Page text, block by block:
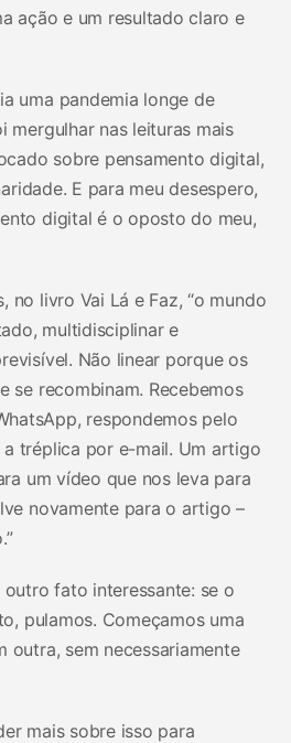
ação e um resultado claro e
uma pandemia longe de
mergulhar nas leituras mais
sobre pensamento digital,
E para meu desespero,
digital é o oposto do meu,
no livro Vai Lá e Faz, “o mundo
multidisciplinar e
Não linear porque os
se recombinam. Recebemos
respondemos pelo
tréplica por e-mail. Um artigo
um vídeo que nos leva para
novamente para o artigo –
fato interessante: se o
pulamos. Começamos uma
outra, sem necessariamente
mais sobre isso para